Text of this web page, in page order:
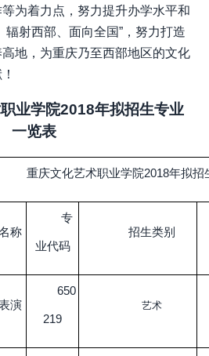
等为着力点，努力提升办学水平和
辐射西部、面向全国”，努力打造
地，为重庆乃至西部地区的文化
业学院2018年拟招生专业
一览表
重庆文化艺术职业学院2018年拟招
称
专
业代码
招生类别
演
650
219
艺术